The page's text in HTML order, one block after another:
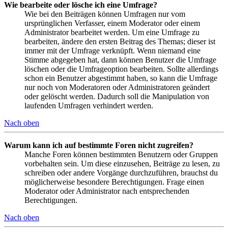
Wie bearbeite oder lösche ich eine Umfrage?
Wie bei den Beiträgen können Umfragen nur vom
ursprünglichen Verfasser, einem Moderator oder einem
Administrator bearbeitet werden. Um eine Umfrage zu
bearbeiten, ändere den ersten Beitrag des Themas; dieser ist
immer mit der Umfrage verknüpft. Wenn niemand eine
Stimme abgegeben hat, dann können Benutzer die Umfrage
löschen oder die Umfrageoption bearbeiten. Sollte allerdings
schon ein Benutzer abgestimmt haben, so kann die Umfrage
nur noch von Moderatoren oder Administratoren geändert
oder gelöscht werden. Dadurch soll die Manipulation von
laufenden Umfragen verhindert werden.
Nach oben
Warum kann ich auf bestimmte Foren nicht zugreifen?
Manche Foren können bestimmten Benutzern oder Gruppen
vorbehalten sein. Um diese einzusehen, Beiträge zu lesen, zu
schreiben oder andere Vorgänge durchzuführen, brauchst du
möglicherweise besondere Berechtigungen. Frage einen
Moderator oder Administrator nach entsprechenden
Berechtigungen.
Nach oben